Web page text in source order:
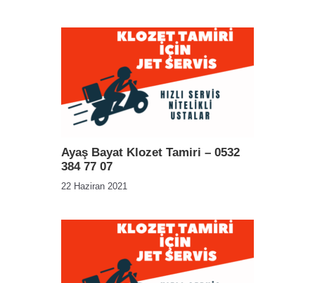
Ayaş Bayat Klozet Tamiri – 0532
384 77 07
22 Haziran 2021